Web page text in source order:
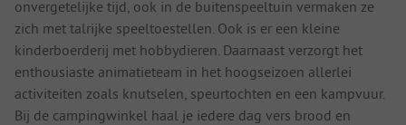
onvergetelijke tijd, ook in de buitenspeeltuin vermaken ze
zich met talrijke speeltoestellen. Ook is er een kleine
kinderboerderij met hobbydieren. Daarnaast verzorgt het
enthousiaste animatieteam in het hoogseizoen allerlei
activiteiten zoals knutselen, speurtochten en een kampvuur.
Bij de campingwinkel haal je iedere dag vers brood en